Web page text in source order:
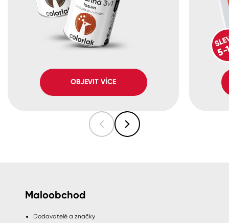
OBJEVIT VÍCE
Maloobchod
Dodavatelé a značky